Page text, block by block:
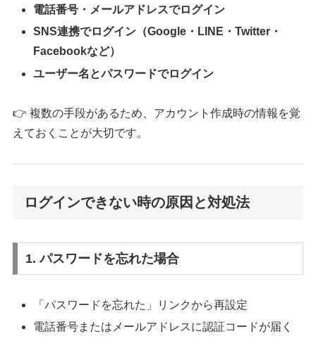
電話番号・メールアドレスでログイン
SNS連携でログイン（Google・LINE・Twitter・
Facebookなど）
ユーザー名とパスワードでログイン
👉 複数の手段があるため、アカウント作成時の情報を覚
えておくことが大切です。
ログインできない時の原因と対処法
1. パスワードを忘れた場合
「パスワードを忘れた」リンクから再設定
電話番号またはメールアドレスに認証コードが届く